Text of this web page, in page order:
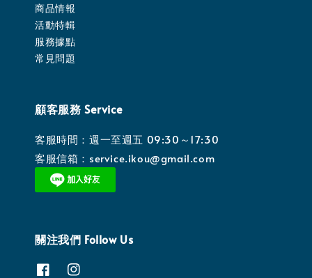
商品情報
活動特輯
服務據點
常見問題
顧客服務 Service
客服時間：週一至週五 09:30～17:30
客服信箱：service.ikou@gmail.com
關注我們 Follow Us